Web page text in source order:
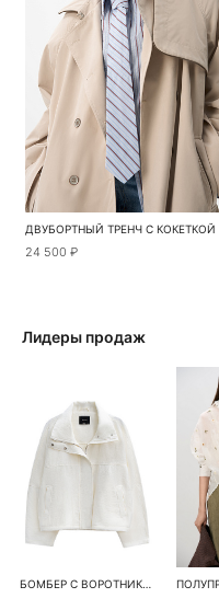
ДВУБОРТНЫЙ ТРЕНЧ С КОКЕТКОЙ
24 500 ₽
Лидеры продаж
БОМБЕР С ВОРОТНИКОМ-СТОЙКОЙ